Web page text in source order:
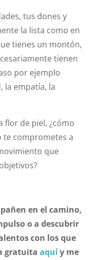
tus dones y
la lista como en
tienes un montón,
tienen
por ejemplo
la empatía, la
flor de piel, ¿cómo
te comprometes a
que
en el camino,
o a descubrir
con los que
gratuita aquíy me